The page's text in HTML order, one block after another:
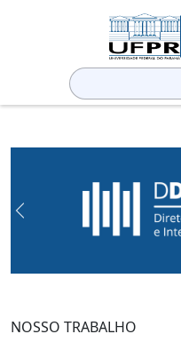
Pesquisar
por:
Previous
NOSSO TRABALHO